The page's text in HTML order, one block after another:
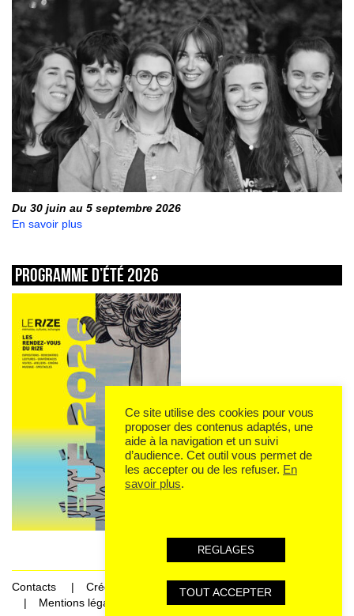
Du 30 juin au 5 septembre 2026
En savoir plus
Programme d’été 2026
Contacts
Crédits
Mentions légales et données personnelles
Ce site utilise des cookies pour vous
proposer des contenus adaptés, une
aide à la navigation et un suivi
d’audience. Cet outil vous permet de
les accepter ou de les refuser. En
savoir plus.
REGLAGES
TOUT ACCEPTER